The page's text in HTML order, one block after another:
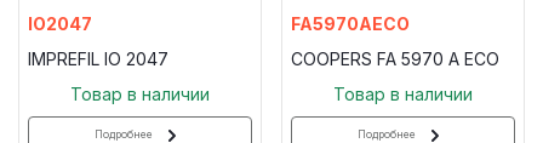
IO2047
IMPREFIL IO 2047
Товар в наличии
Подробнее
FA5970AECO
COOPERS FA 5970 A ECO
Товар в наличии
Подробнее